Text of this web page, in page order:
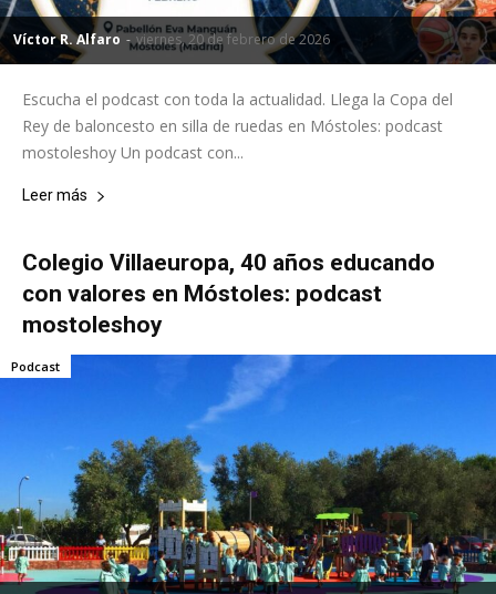
Víctor R. Alfaro - viernes, 20 de febrero de 2026
Escucha el podcast con toda la actualidad. Llega la Copa del
Rey de baloncesto en silla de ruedas en Móstoles: podcast
mostoleshoy Un podcast con...
Leer más
Colegio Villaeuropa, 40 años educando
con valores en Móstoles: podcast
mostoleshoy
Podcast